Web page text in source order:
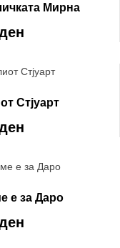
Мирна
Стјуарт
е за Даро